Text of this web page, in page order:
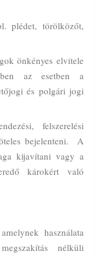
plédet, törölközőt,
önkényes elvitele
az esetben a
és polgári jogi
felszerelési
bejelenteni. A
kijavítani vagy a
károkért való
használata
nélküli